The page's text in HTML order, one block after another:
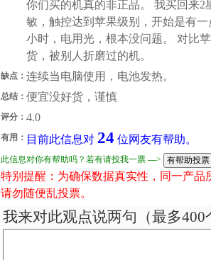
你们买的机真的非正品。 我买回来
敏，触控达到苹果级别，开始是有
小时，电用光，根本没问题。 对比
货，被别人折磨过的机。
缺点： 连续当电脑使用，电池发热。
总结： 便宜没好货，谨慎
评分： 4.0
有用： 目前此信息对 24 位网友有帮助。
此信息对你有帮助吗？若有请投我一票 --->
特别提醒：为确保数据真实性，同一产
请勿随便乱投票。
我来对此观点说两句（最多400